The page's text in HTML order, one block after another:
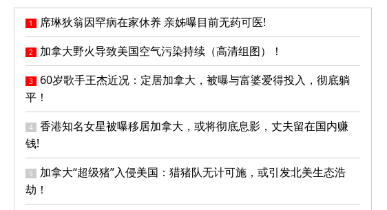
1 席琳狄翁因罕病在家休养 亲姊曝目前无药可医!
2 加拿大野火导致美国空气污染持续（高清组图）！
3
60岁歌手王杰近况：定居加拿大，被曝与富婆爱得投入，彻底躺
平！
4
香港知名女星被曝移居加拿大，或将彻底息影，丈夫留在国内赚
钱!
5
加拿大“超级猪”入侵美国：猎猪队无计可施，或引发北美生态浩
劫！